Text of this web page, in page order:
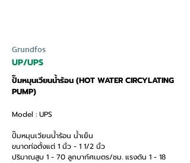
Grundfos
UP/UPS
ปั๊มหมุนเวียนน้ำร้อน (HOT WATER CIRCYLATING
PUMP)
Model : UPS
ปั๊มหมุนเวียนน้ำร้อน น้ำเย็น
ขนาดท่อตั้งแต่ 1 นิ้ว - 1 1/2 นิ้ว
ปริมาณสูบ 1 - 70 ลูกบาก์ศเมตร/ชม. แรงดัน 1 - 18